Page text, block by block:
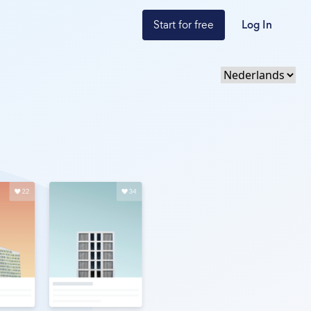
Start for free Log In